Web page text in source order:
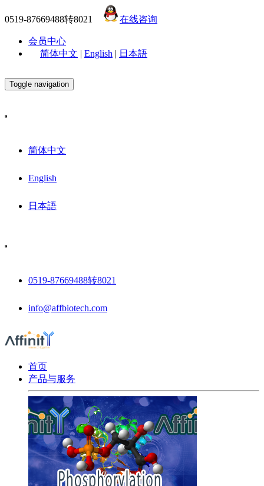
0519-87669488转8021 在线咨询
会员中心
简体中文 | English | 日本語
Toggle navigation
简体中文
English
日本語
0519-87669488转8021
info@affbiotech.com
首页
产品与服务